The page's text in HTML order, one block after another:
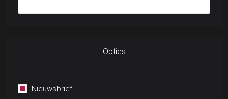
Opties
Nieuwsbrief